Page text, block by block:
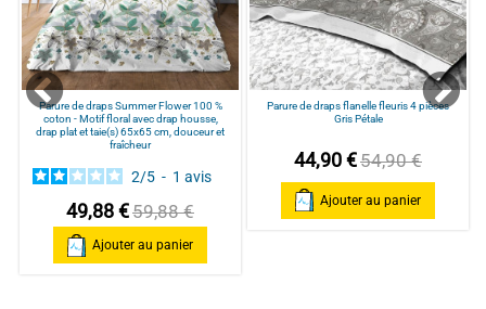
Voir tous les avis sur ce site
5étoiles
4étoiles
3étoiles
2étoiles
Parure de draps Summer Flower 100 %
coton - Motif floral avec drap housse,
drap plat et taie(s) 65x65 cm, douceur et
fraîcheur
2/5 - 1 avis
49,88 €59,88 €
Ajouter au panier
Parure de draps flanelle fleuris 4 pièces
Gris Pétale
44,90 €54,90 €
Ajouter au panier